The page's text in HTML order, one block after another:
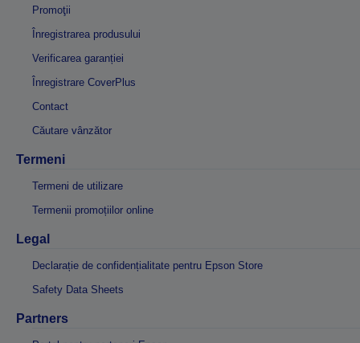
Promoţii
Înregistrarea produsului
Verificarea garanției
Înregistrare CoverPlus
Contact
Căutare vânzător
Termeni
Termeni de utilizare
Termenii promoțiilor online
Legal
Declarație de confidențialitate pentru Epson Store
Safety Data Sheets
Partners